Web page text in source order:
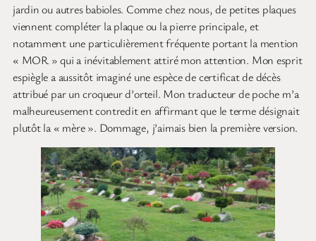
jardin ou autres babioles. Comme chez nous, de petites plaques
viennent compléter la plaque ou la pierre principale, et
notamment une particulièrement fréquente portant la mention
« MOR » qui a inévitablement attiré mon attention. Mon esprit
espiègle a aussitôt imaginé une espèce de certificat de décès
attribué par un croqueur d’orteil. Mon traducteur de poche m’a
malheureusement contredit en affirmant que le terme désignait
plutôt la « mère ». Dommage, j’aimais bien la première version.